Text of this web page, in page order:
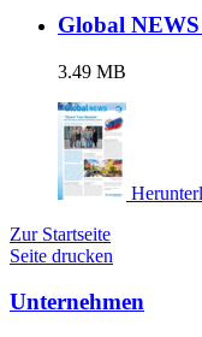
Global NEWS
3.49 MB
Zur Startseite
Seite drucken
Unternehmen